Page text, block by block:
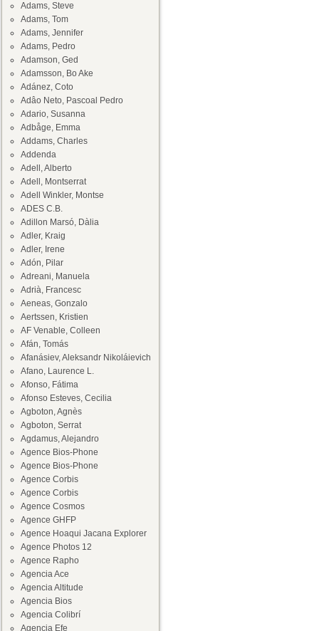
Adams, Steve
Adams, Tom
Adams, Jennifer
Adams, Pedro
Adamson, Ged
Adamsson, Bo Ake
Adánez, Coto
Adâo Neto, Pascoal Pedro
Adario, Susanna
Adbåge, Emma
Addams, Charles
Addenda
Adell, Alberto
Adell, Montserrat
Adell Winkler, Montse
ADES C.B.
Adillon Marsó, Dàlia
Adler, Kraig
Adler, Irene
Adón, Pilar
Adreani, Manuela
Adrià, Francesc
Aeneas, Gonzalo
Aertssen, Kristien
AF Venable, Colleen
Afán, Tomás
Afanásiev, Aleksandr Nikoláievich
Afano, Laurence L.
Afonso, Fátima
Afonso Esteves, Cecilia
Agboton, Agnès
Agboton, Serrat
Agdamus, Alejandro
Agence Bios-Phone
Agence Bios-Phone
Agence Corbis
Agence Corbis
Agence Cosmos
Agence GHFP
Agence Hoaqui Jacana Explorer
Agence Photos 12
Agence Rapho
Agencia Ace
Agencia Altitude
Agencia Bios
Agencia Colibrí
Agencia Efe